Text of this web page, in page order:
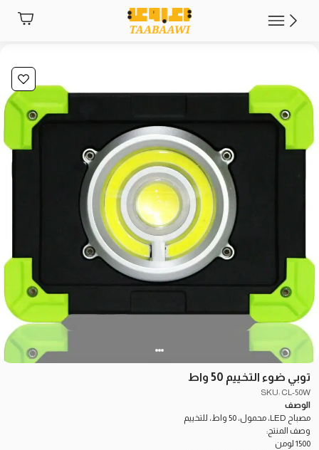
توبي ضوء التخييم 50 واط
SKU: CL-50W
الوصف
مصباح LED، محمول، 50 واط، للتخييم
وصف المنتج:
1500 لومن